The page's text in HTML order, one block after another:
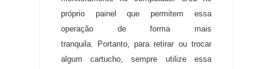
próprio painel que permitem essa
operação de forma mais
tranquila. Portanto, para retirar ou trocar
algum cartucho, sempre utilize essa